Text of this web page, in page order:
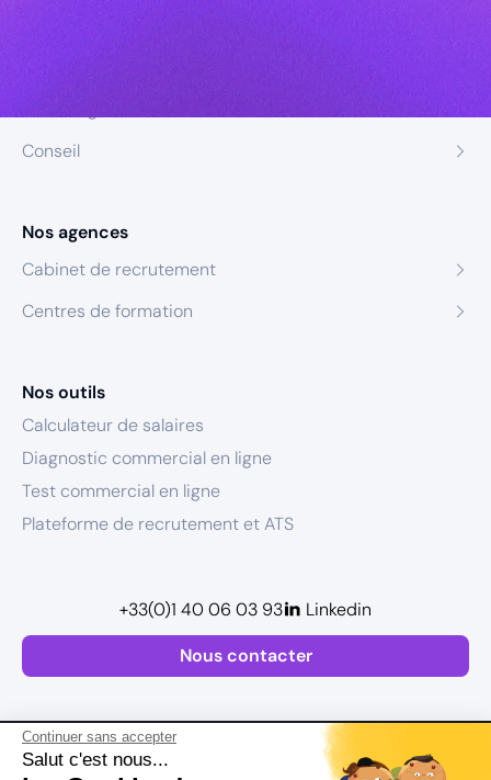
Continuer sans accepter
Salut c'est nous...
Conseil
Nos agences
Cabinet de recrutement
Centres de formation
Nos outils
Calculateur de salaires
Diagnostic commercial en ligne
Test commercial en ligne
Plateforme de recrutement et ATS
Nous contacter
+33(0)1 40 06 03 93 Linkedin